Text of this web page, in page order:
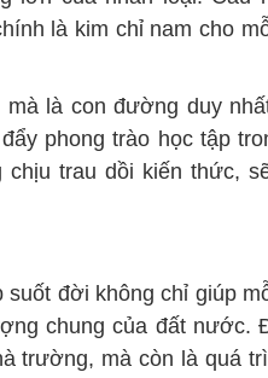
là kim chỉ nam cho
là con đường duy
phong trào học tập
trau dồi kiến thức,
đời không chỉ giúp
chung của đất nước.
trường, mà còn là quá